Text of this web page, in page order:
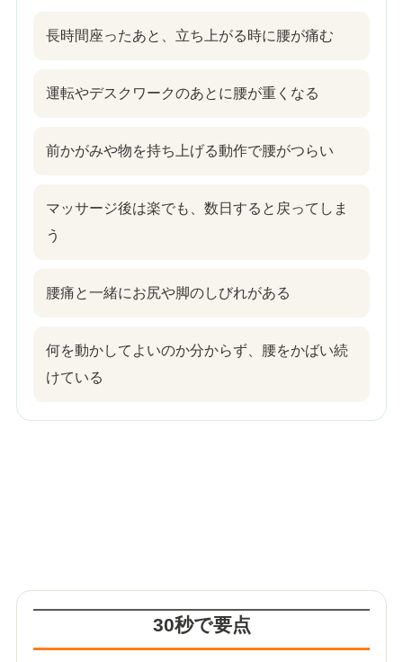
長時間座ったあと、立ち上がる時に腰が痛む
運転やデスクワークのあとに腰が重くなる
前かがみや物を持ち上げる動作で腰がつらい
マッサージ後は楽でも、数日すると戻ってしま
う
腰痛と一緒にお尻や脚のしびれがある
何を動かしてよいのか分からず、腰をかばい続
けている
30秒で要点